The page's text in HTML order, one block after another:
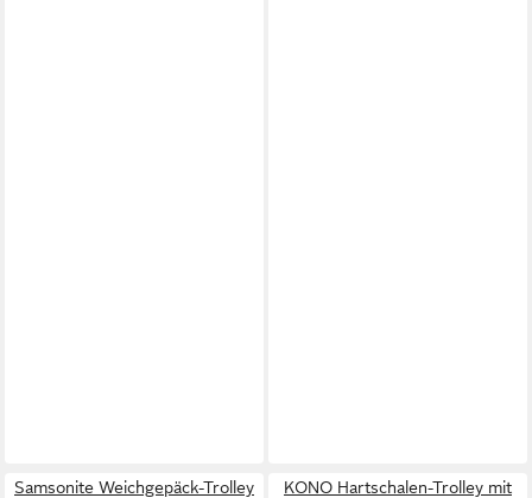
Samsonite Weichgepäck-Trolley
KONO Hartschalen-Trolley mit